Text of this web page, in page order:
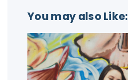
You may also Like: